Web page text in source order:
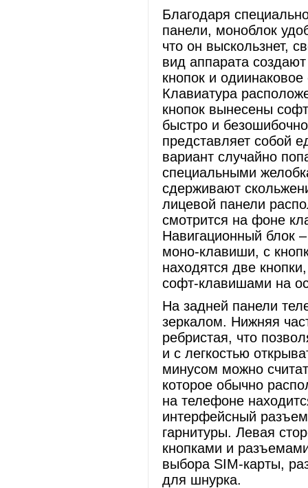
Благодаря
панели, моноблок
что он выскользнет,
вид аппарата
кнопок и
Клавиатура
кнопок вынесены
быстро и
представляет собой
вариант случайно
специальными
сдерживают
лицевой панели
смотрится на фоне
Навигационный блок
моно-клавиши, с
находятся две
софт-клавишами на
На задней панели
зеркалом. Нижняя
ребристая, что
и с легкостью
минусом можно
которое обычно
на телефоне
интерфейсный
гарнитуры. Левая
кнопками и
выбора SIM-карты,
для шнурка.